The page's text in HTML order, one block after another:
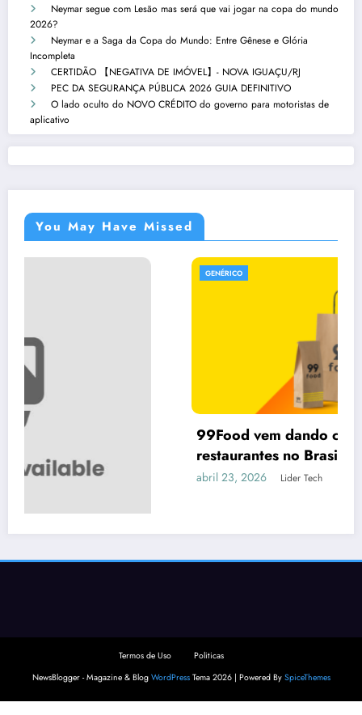
Neymar segue com Lesão mas será que vai jogar na copa do mundo
2026?
Neymar e a Saga da Copa do Mundo: Entre Gênese e Glória
Incompleta
CERTIDÃO 【NEGATIVA DE IMÓVEL】- NOVA IGUAÇU/RJ
PEC DA SEGURANÇA PÚBLICA 2026 GUIA DEFINITIVO
O lado oculto do NOVO CRÉDITO do governo para motoristas de
aplicativo
You May Have Missed
99Food vem dando calote em vários
restaurantes no Brasil
abril 23, 2026
Termos de Uso
Politicas
NewsBlogger - Magazine & BlogWordPress Tema 2026 | Powered By